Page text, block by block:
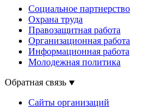
Социальное партнерство
Охрана труда
Правозащитная работа
Организационная работа
Информационная работа
Молодежная политика
Обратная связь
Сайты организаций